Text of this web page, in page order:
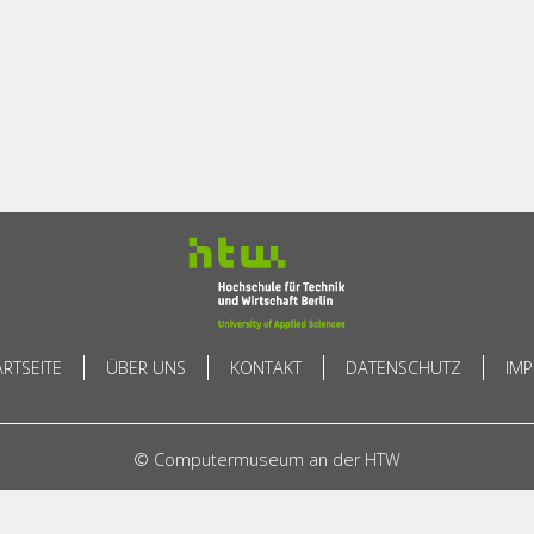
ÜBER UNS KONTAKT DATENSCHUTZ
© Computermuseum an der HTW